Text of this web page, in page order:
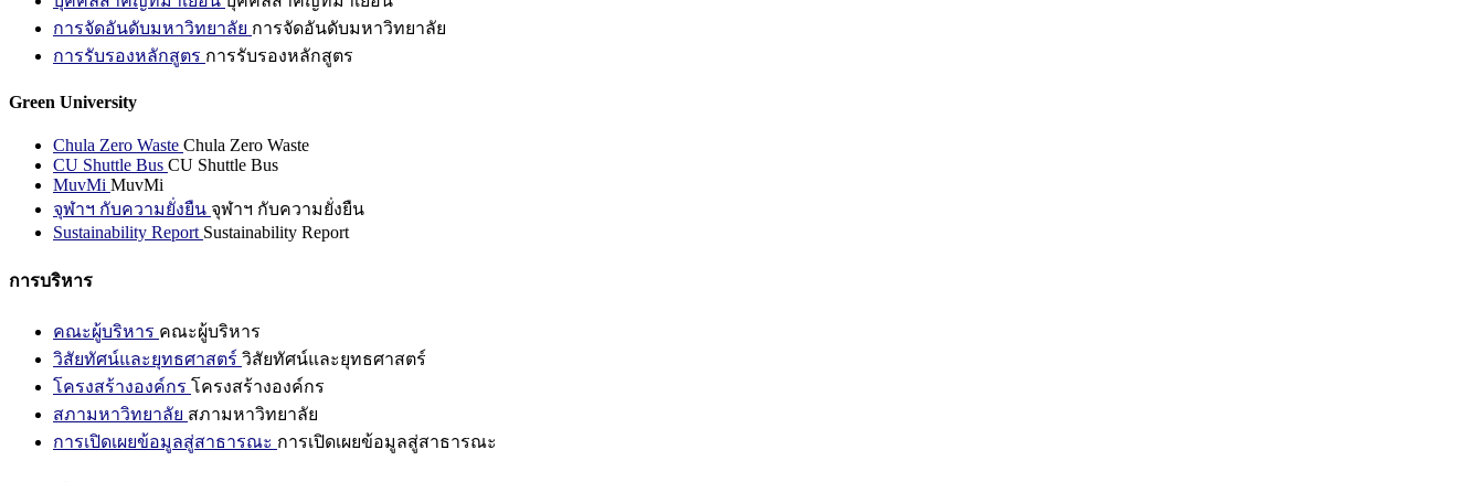
การจัดอันดับมหาวิทยาลัย การจัดอันดับมหาวิทยาลัย
การรับรองหลักสูตร การรับรองหลักสูตร
Green University
Chula Zero Waste Chula Zero Waste
CU Shuttle Bus CU Shuttle Bus
MuvMi MuvMi
จุฬาฯ กับความยั่งยืน จุฬาฯ กับความยั่งยืน
Sustainability Report Sustainability Report
การบริหาร
คณะผู้บริหาร คณะผู้บริหาร
วิสัยทัศน์และยุทธศาสตร์ วิสัยทัศน์และยุทธศาสตร์
โครงสร้างองค์กร โครงสร้างองค์กร
สภามหาวิทยาลัย สภามหาวิทยาลัย
การเปิดเผยข้อมูลสู่สาธารณะ การเปิดเผยข้อมูลสู่สาธารณะ